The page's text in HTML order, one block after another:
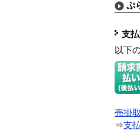
ぷ
支
以下
売掛
⇒支